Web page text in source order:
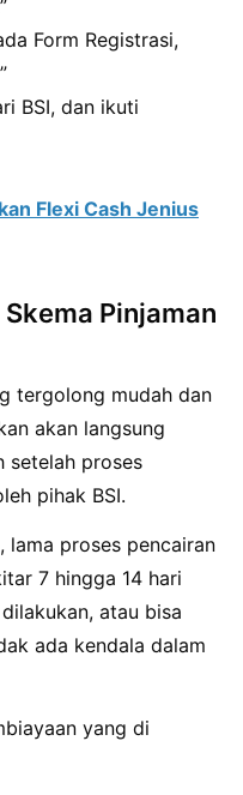
Form Registrasi,
BSI, dan ikuti
Flexi Cash Jenius
Pinjaman
tergolong mudah dan
akan langsung
setelah proses
pihak BSI.
, lama proses pencairan
7 hingga 14 hari
atau bisa
ada kendala dalam
yang di